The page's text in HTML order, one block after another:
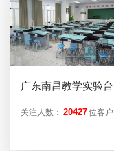
广东南昌教学实验台
关注人数： 20427位客户